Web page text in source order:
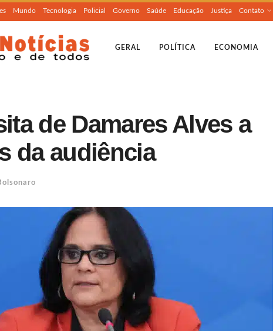
Mundo Tecnologia Policial Governo Saúde Educação Justiça Contato
GERAL POLÍTICA ECONOMIA
de Damares Alves a
da audiência